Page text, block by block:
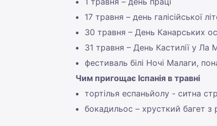
17 травня – день галісійської
30 травня – День Канарських
31 травня – День Кастилії у Ла
фестиваль білі Ночі Малаги,
Чим пригощає Іспанія в травні
тортілья еспаньйолу - ситна
бокадильос – хрусткий багет з